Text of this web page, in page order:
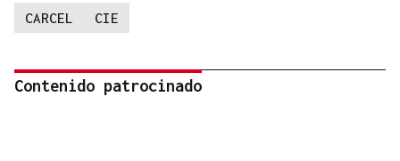
CARCEL CIE
Contenido patrocinado